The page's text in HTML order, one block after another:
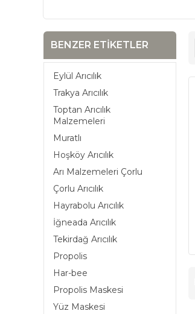
BENZER ETIKETLER
Eylül Arıcılık
Trakya Arıcılık
Toptan Arıcılık
Malzemeleri
Muratlı
Hoşköy Arıcılık
Arı Malzemeleri Çorlu
Çorlu Arıcılık
Hayrabolu Arıcılık
İğneada Arıcılık
Tekirdağ Arıcılık
Propolis
Har-bee
Propolis Maskesi
Yüz Maskesi